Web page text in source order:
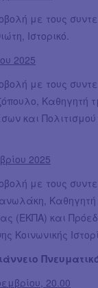
με τους
Ιστορικό.
2025
με τους
Καθηγητή
και
2025
με τους
Καθηγητή
(ΕΚΠΑ) και
Κοινωνικής
20.00